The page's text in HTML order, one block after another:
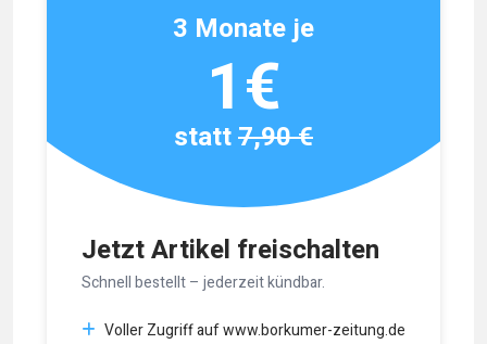
Jetzt Artikel freischalten
Schnell bestellt – jederzeit kündbar.
Voller Zugriff auf www.borkumer-zeitung.de
3 Monate je
1€
statt7,90 €